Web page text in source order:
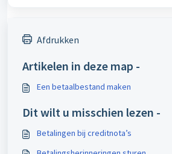
Afdrukken
Artikelen in deze map -
Een betaalbestand maken
Dit wilt u misschien lezen -
Betalingen bij creditnota’s